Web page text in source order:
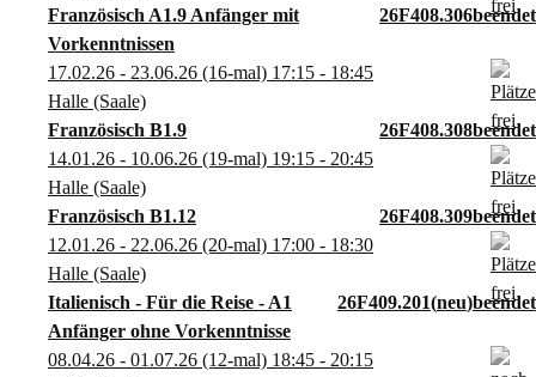
Französisch A1.9 Anfänger mit
Vorkenntnissen
26F408.306
17.02.26 - 23.06.26 (16-mal) 17:15 - 18:45
Halle (Saale)
Französisch B1.9
26F408.308
14.01.26 - 10.06.26 (19-mal) 19:15 - 20:45
Halle (Saale)
Französisch B1.12
26F408.309
12.01.26 - 22.06.26 (20-mal) 17:00 - 18:30
Halle (Saale)
Italienisch - Für die Reise - A1
Anfänger ohne Vorkenntnisse
26F409.201 neu
08.04.26 - 01.07.26 (12-mal) 18:45 - 20:15